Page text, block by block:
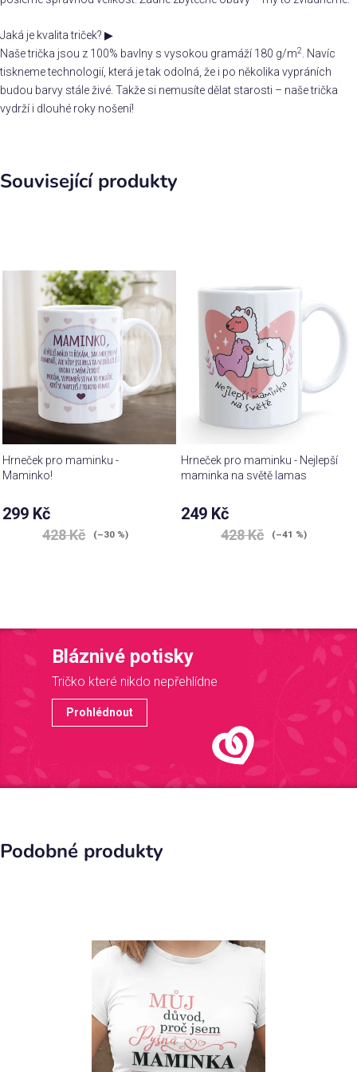
Jaká je kvalita triček? ▶
Naše trička jsou z 100% bavlny s vysokou gramáží 180 g/m2
. Navíc
tiskneme technologií, která je tak odolná, že i po několika vypráních
budou barvy stále živé. Takže si nemusíte dělat starosti – naše trička
vydrží i dlouhé roky nošení!
Související produkty
Hrneček pro maminku -
Maminko!
Průměrné
hodnocení
produktu
299 Kč
428 Kč (–30 %)
Hrneček pro maminku - Nejlepší
maminka na světě lamas
249 Kč
428 Kč (–41 %)
Bláznivé potisky
Tričko které nikdo nepřehlídne
Prohlédnout
Podobné produkty